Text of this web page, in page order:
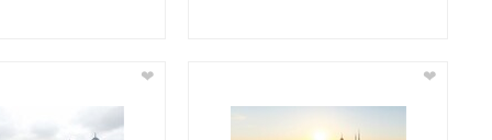
❤ ❤